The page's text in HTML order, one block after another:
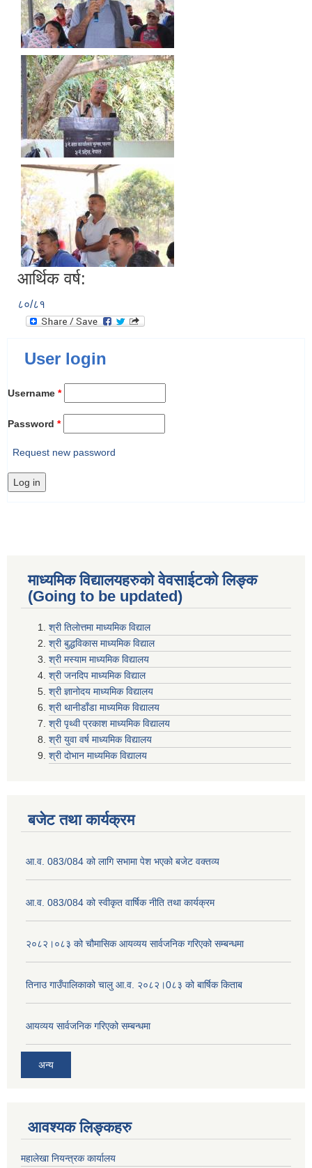
आर्थिक वर्ष:
८०/८१
User login
Username *
Password *
Request new password
माध्यमिक विद्यालयहरुकाे वेवसाईटको लिङ्क
(Going to be updated)
श्री तिलाेत्तमा माध्यमिक विद्याल
श्री बुद्धविकास माध्यमिक विद्याल
श्री मस्याम माध्यमिक विद्यालय
श्री जनदिप माध्यमिक विद्याल
श्री ज्ञानोदय माध्यमिक विद्यालय
श्री थानीडाँडा माध्यमिक विद्यालय
श्री पृथ्वी प्रकाश माध्यमिक विद्यालय
श्री युवा वर्ष माध्यमिक विद्यालय
श्री दोभान माध्यमिक विद्यालय
बजेट तथा कार्यक्रम
आ.व. 083/084 को लागि सभामा पेश भएको बजेट वक्तव्य
आ.व. 083/084 को स्वीकृत वार्षिक नीति तथा कार्यक्रम
२०८२।०८३ को चौमासिक आयव्यय सार्वजनिक गरिएको सम्बन्धमा
तिनाउ गाउँपालिकाको चालु आ.व. २०८२।0८३ को बार्षिक किताब
आयव्यय सार्वजनिक गरिएको सम्बन्धमा
अन्य
आवश्यक लिङ्कहरु
महालेखा नियन्त्रक कार्यालय